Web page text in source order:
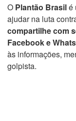
O Plantão Brasilé
ajudar na luta
compartilhe com
Facebook e
às informações,
golpista.